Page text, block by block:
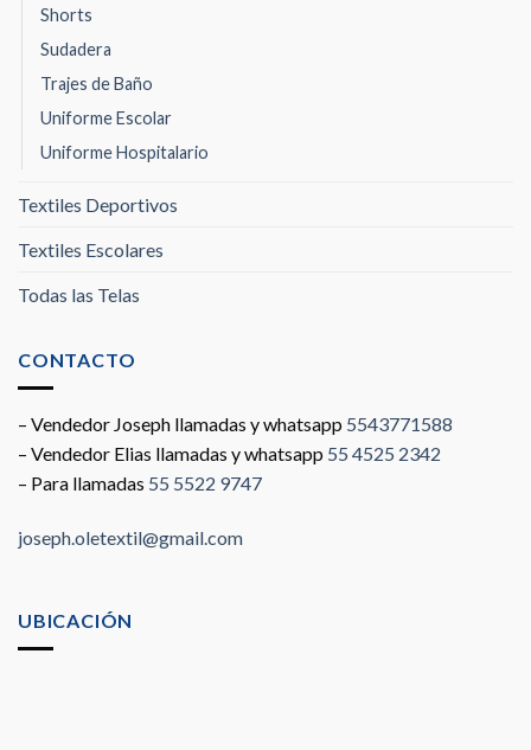
Shorts
Sudadera
Trajes de Baño
Uniforme Escolar
Uniforme Hospitalario
Textiles Deportivos
Textiles Escolares
Todas las Telas
CONTACTO
– Vendedor Joseph llamadas y whatsapp 5543771588
– Vendedor Elias llamadas y whatsapp 55 4525 2342
– Para llamadas 55 5522 9747
joseph.oletextil@gmail.com
UBICACIÓN